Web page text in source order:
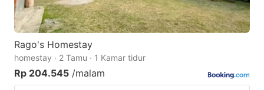
Rago's Homestay
homestay · 2 Tamu · 1 Kamar tidur
Rp 204.545 /malam